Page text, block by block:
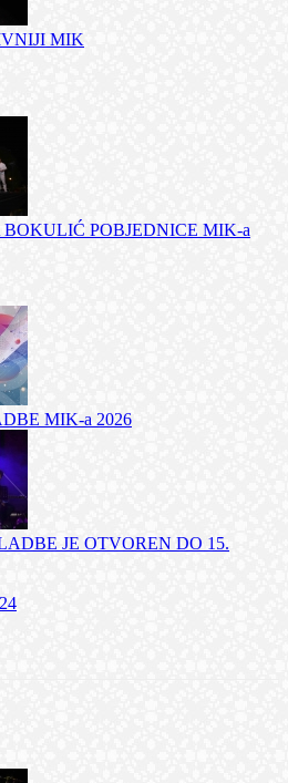
MIK
POBJEDNICE MIK-a
MIK-a 2026
JE OTVOREN DO 15.